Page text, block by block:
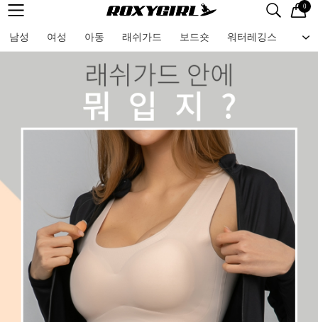
메뉴 검색
로고 0
남성 여성 아동 래쉬가드 보드숏 워터레깅스 비
메뉴